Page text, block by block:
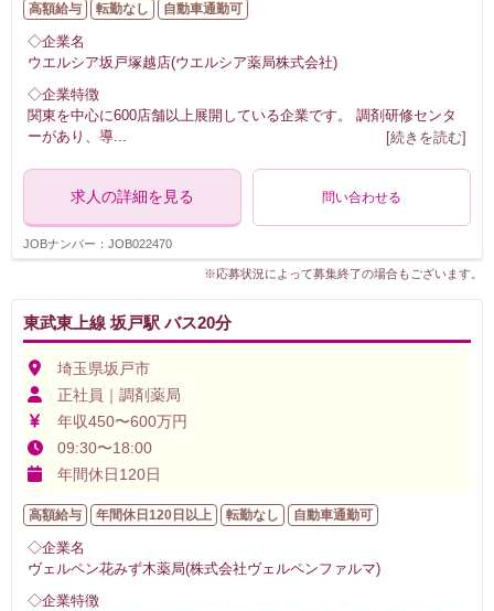
高額給与 転勤なし 自動車通勤可
◇企業名
ウエルシア坂戸塚越店(ウエルシア薬局株式会社)
◇企業特徴
関東を中心に600店舗以上展開している企業です。 調剤研修センタ
ーがあり、導... [続きを読む]
求人の詳細を見る 問い合わせる
JOBナンバー：JOB022470
※応募状況によって募集終了の場合もございます。
東武東上線 坂戸駅 バス20分
埼玉県坂戸市
正社員｜調剤薬局
年収450〜600万円
09:30〜18:00
年間休日120日
高額給与 年間休日120日以上 転勤なし 自動車通勤可
◇企業名
ヴェルペン花みず木薬局(株式会社ヴェルペンファルマ)
◇企業特徴